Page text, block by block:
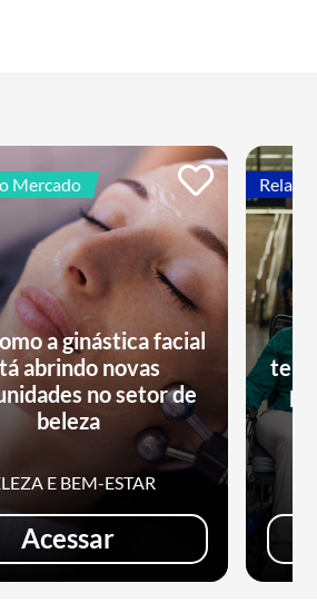
Mercado
a ginástica facial
abrindo novas
no setor de
beleza
E BEM-ESTAR
Acessar